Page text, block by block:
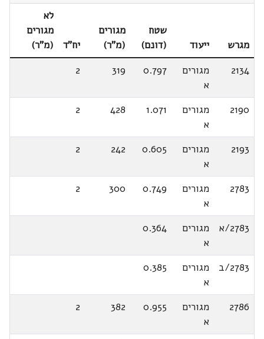
מגרש ייעוד
שטח
(דונם)
מגורים
(מ"ר)
יח"ד
לא
מגורים
(מ"ר)
2134
מגורים
א
0.797
319
2
2190
מגורים
א
1.071
428
2
2193
מגורים
א
0.605
242
2
2783
מגורים
א
0.749
300
2
2783/א
מגורים
א
0.364
2783/ב
מגורים
א
0.385
2786
מגורים
א
0.955
382
2